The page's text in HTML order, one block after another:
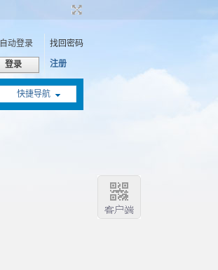
自动登录 找回密码
登录 注册
快捷导航